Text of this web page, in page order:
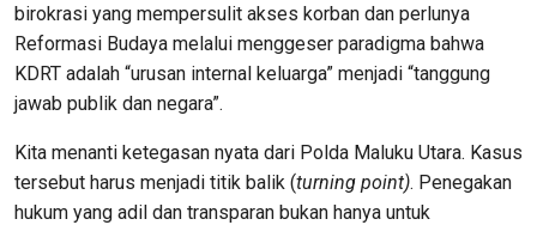
birokrasi yang mempersulit akses korban dan perlunya
Reformasi Budaya melalui menggeser paradigma bahwa
KDRT adalah “urusan internal keluarga” menjadi “tanggung
jawab publik dan negara”.
Kita menanti ketegasan nyata dari Polda Maluku Utara. Kasus
tersebut harus menjadi titik balik (turning point). Penegakan
hukum yang adil dan transparan bukan hanya untuk